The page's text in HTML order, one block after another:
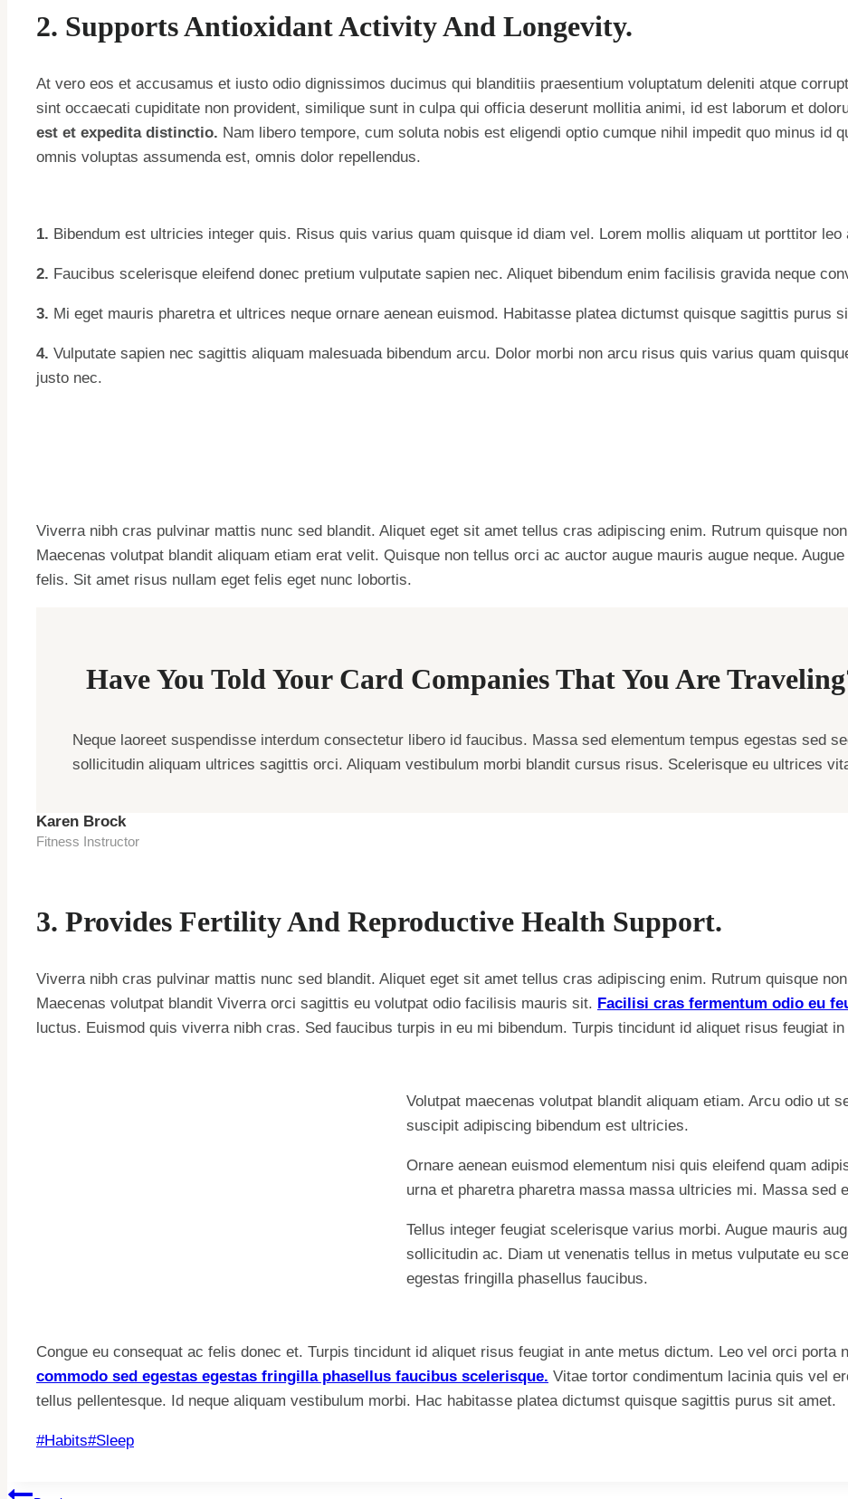
2. Supports Antioxidant Activity And Longevity.
At vero eos et accusamus et iusto odio dignissimos ducimus qui blanditiis praesentium voluptatum deleniti atque
sint occaecati cupiditate non provident, similique sunt in culpa qui officia deserunt mollitia animi, id est laborum et
est et expedita distinctio. Nam libero tempore, cum soluta nobis est eligendi optio cumque nihil impedit quo minus id
omnis voluptas assumenda est, omnis dolor repellendus.
1. Bibendum est ultricies integer quis. Risus quis varius quam quisque id diam vel. Lorem mollis aliquam ut porttitor leo
2. Faucibus scelerisque eleifend donec pretium vulputate sapien nec. Aliquet bibendum enim facilisis gravida neque
3. Mi eget mauris pharetra et ultrices neque ornare aenean euismod. Habitasse platea dictumst quisque sagittis purus
4. Vulputate sapien nec sagittis aliquam malesuada bibendum arcu. Dolor morbi non arcu risus quis varius quam
justo nec.
Viverra nibh cras pulvinar mattis nunc sed blandit. Aliquet eget sit amet tellus cras adipiscing enim. Rutrum quisque
Maecenas volutpat blandit aliquam etiam erat velit. Quisque non tellus orci ac auctor augue mauris augue neque.
felis. Sit amet risus nullam eget felis eget nunc lobortis.
Have You Told Your Card Companies That You Are
Neque laoreet suspendisse interdum consectetur libero id faucibus. Massa sed elementum tempus egestas sed
sollicitudin aliquam ultrices sagittis orci. Aliquam vestibulum morbi blandit cursus risus. Scelerisque eu ultrices
Karen Brock
Fitness Instructor
3. Provides Fertility And Reproductive Health Support.
Viverra nibh cras pulvinar mattis nunc sed blandit. Aliquet eget sit amet tellus cras adipiscing enim. Rutrum quisque
Maecenas volutpat blandit Viverra orci sagittis eu volutpat odio facilisis mauris sit. Facilisi cras fermentum odio eu
luctus. Euismod quis viverra nibh cras. Sed faucibus turpis in eu mi bibendum. Turpis tincidunt id aliquet risus feugiat in
Volutpat maecenas volutpat blandit aliquam etiam. Arcu odio ut
suscipit adipiscing bibendum est ultricies.
Ornare aenean euismod elementum nisi quis eleifend quam
urna et pharetra pharetra massa massa ultricies mi. Massa sed
Tellus integer feugiat scelerisque varius morbi. Augue mauris
sollicitudin ac. Diam ut venenatis tellus in metus vulputate eu
egestas fringilla phasellus faucibus.
Congue eu consequat ac felis donec et. Turpis tincidunt id aliquet risus feugiat in ante metus dictum. Leo vel orci porta
commodo sed egestas egestas fringilla phasellus faucibus scelerisque. Vitae tortor condimentum lacinia quis vel
tellus pellentesque. Id neque aliquam vestibulum morbi. Hac habitasse platea dictumst quisque sagittis purus sit amet.
Post
#Habits#Sleep